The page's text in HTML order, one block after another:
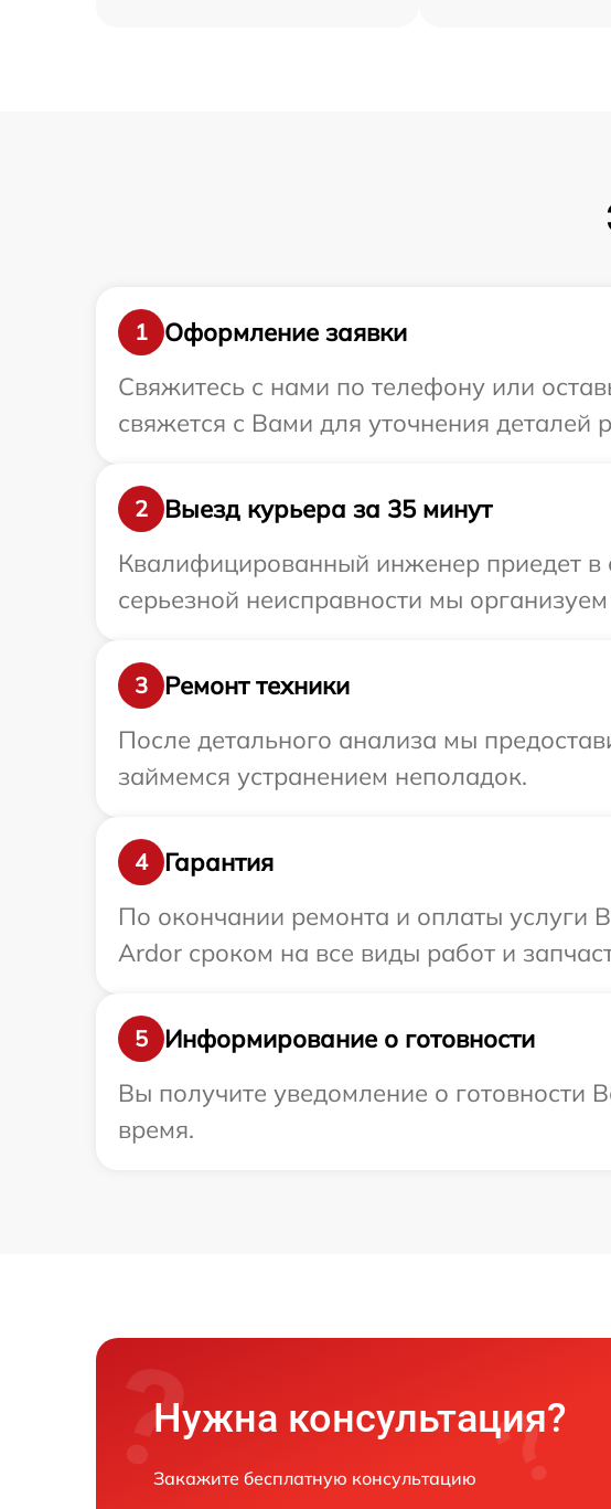
1
Оформление заявки
Свяжитесь с нами по телефону или
свяжется с Вами для уточнения деталей
2
Выезд курьера за 35 минут
Квалифицированный инженер приедет в
серьезной неисправности мы
3
Ремонт техники
После детального анализа мы
займемся устранением неполадок.
4
Гарантия
По окончании ремонта и оплаты услуги
Ardor сроком на все виды работ и
5
Информирование о готовности
Вы получите уведомление о готовности
время.
Нужна консультация?
Закажите бесплатную консультацию